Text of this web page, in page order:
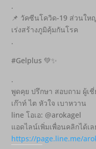
.
📌 วัคซีนโควิด-19 ส่วนให
เร่งสร้างภูมิคุ้มกันโรค
.
#Gelplus 💚✨
.
พูดคุย ปรึกษา สอบถาม ผู้
เก๊าท์ ไต หัวใจ เบาหวาน
line โอเอ: @arokagel
แอดไลน์เพิ่มเพื่อนคลิกได้เล
https://page.line.me/